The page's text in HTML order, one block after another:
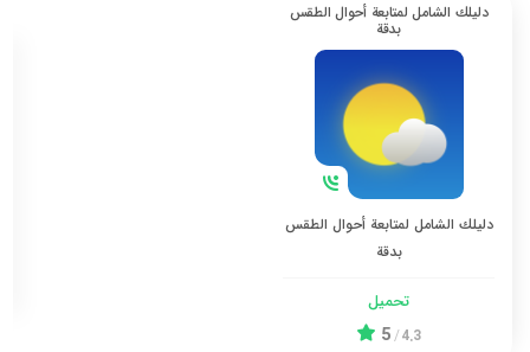
دليلك الشامل لمتابعة أحوال الطقس
بدقة
دليلك الشامل لمتابعة أحوال الطقس
بدقة
تحميل
4.3
/
5